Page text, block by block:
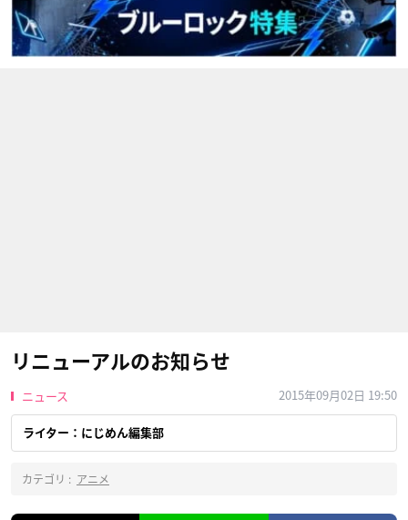
リニューアルのお知らせ
ニュース 2015年09月02日 19:50
ライター：にじめん編集部
カテゴリ : アニメ